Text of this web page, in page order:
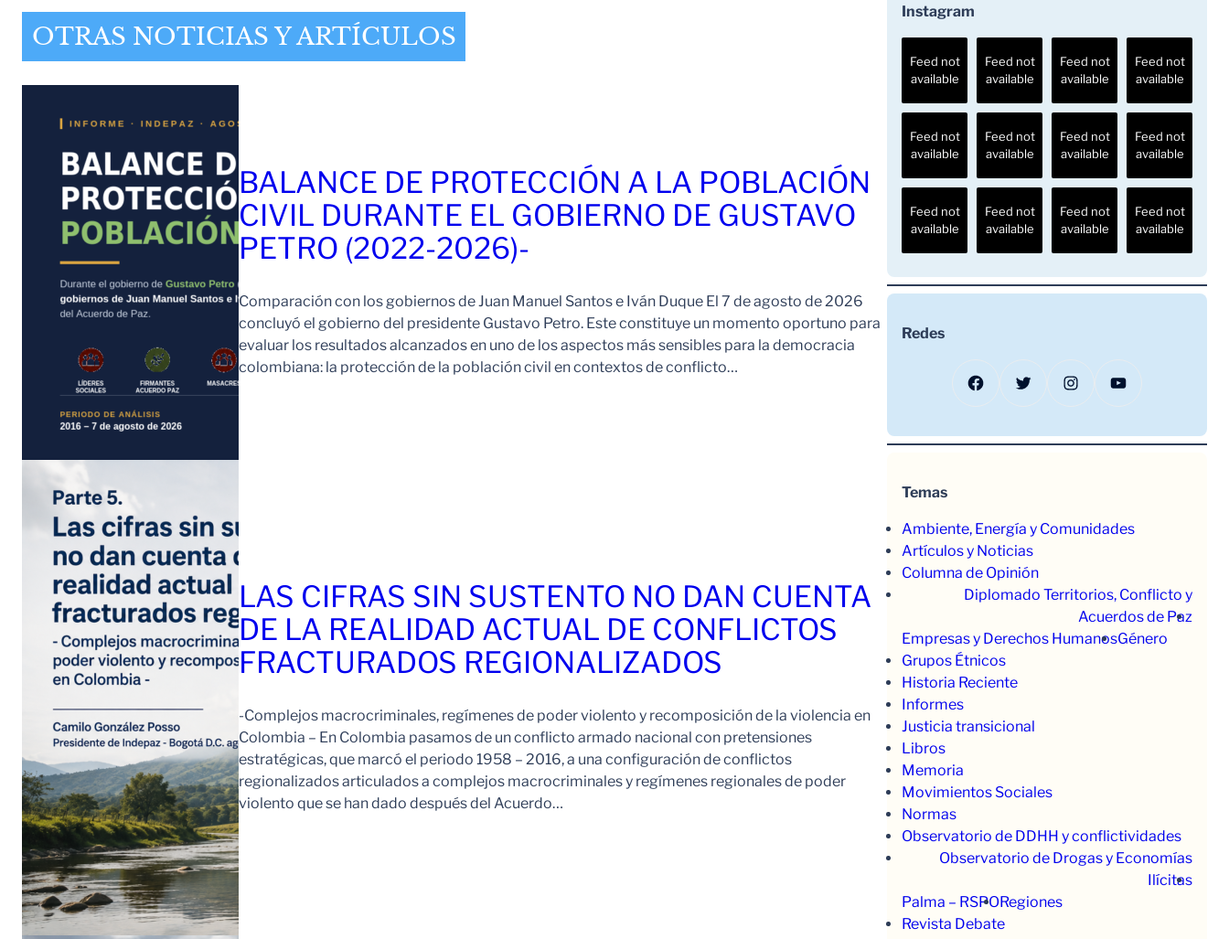
OTRAS NOTICIAS Y ARTÍCULOS
BALANCE DE PROTECCIÓN A LA POBLACIÓN
CIVIL DURANTE EL GOBIERNO DE GUSTAVO
PETRO (2022-2026)-
Comparación con los gobiernos de Juan Manuel Santos e Iván Duque El 7 de agosto de 2026
concluyó el gobierno del presidente Gustavo Petro. Este constituye un momento oportuno para
evaluar los resultados alcanzados en uno de los aspectos más sensibles para la democracia
colombiana: la protección de la población civil en contextos de conflicto…
LAS CIFRAS SIN SUSTENTO NO DAN CUENTA
DE LA REALIDAD ACTUAL DE CONFLICTOS
FRACTURADOS REGIONALIZADOS
-Complejos macrocriminales, regímenes de poder violento y recomposición de la violencia en
Colombia – En Colombia pasamos de un conflicto armado nacional con pretensiones
estratégicas, que marcó el periodo 1958 – 2016, a una configuración de conflictos
regionalizados articulados a complejos macrocriminales y regímenes regionales de poder
violento que se han dado después del Acuerdo…
Instagram
Feed not
available
Feed not
available
Feed not
available
Feed not
available
Feed not
available
Feed not
available
Feed not
available
Feed not
available
Feed not
available
Feed not
available
Feed not
available
Feed not
available
Redes
Facebook Twitter Instagram YouTube
Temas
Ambiente, Energía y Comunidades
Artículos y Noticias
Columna de Opinión
Diplomado Territorios, Conflicto y
Acuerdos de Paz
Empresas y Derechos HumanosGénero
Grupos Étnicos
Historia Reciente
Informes
Justicia transicional
Libros
Memoria
Movimientos Sociales
Normas
Observatorio de DDHH y conflictividades
Observatorio de Drogas y Economías
Ilícitas
Palma – RSPORegiones
Revista Debate